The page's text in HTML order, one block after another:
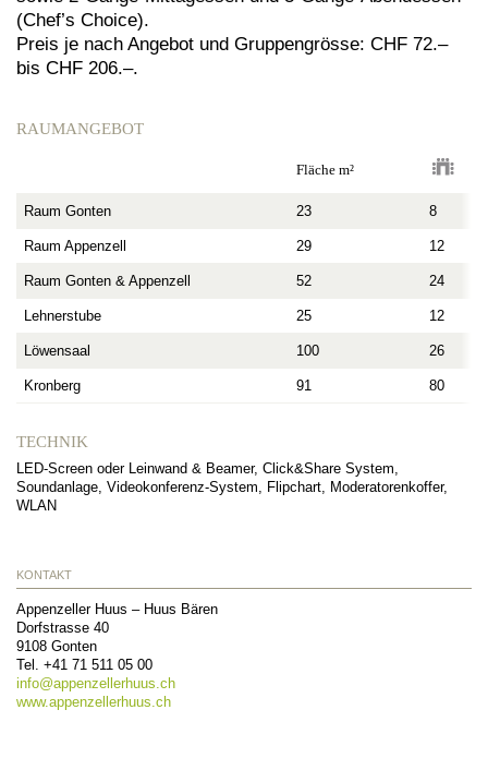
(Chef’s Choice).
Preis je nach Angebot und Gruppengrösse: CHF 72.–
bis CHF 206.–.
RAUMANGEBOT
Fläche m²
Raum Gonten 23 8
Raum Appenzell 29 12
Raum Gonten & Appenzell 52 24
Lehnerstube 25 12
Löwensaal 100 26
Kronberg 91 80
TECHNIK
LED-Screen oder Leinwand & Beamer, Click&Share System,
Soundanlage, Videokonferenz-System, Flipchart, Moderatorenkoffer,
WLAN
KONTAKT
Appenzeller Huus – Huus Bären
Dorfstrasse 40
9108 Gonten
Tel. +41 71 511 05 00
info@appenzellerhuus.ch
www.appenzellerhuus.ch